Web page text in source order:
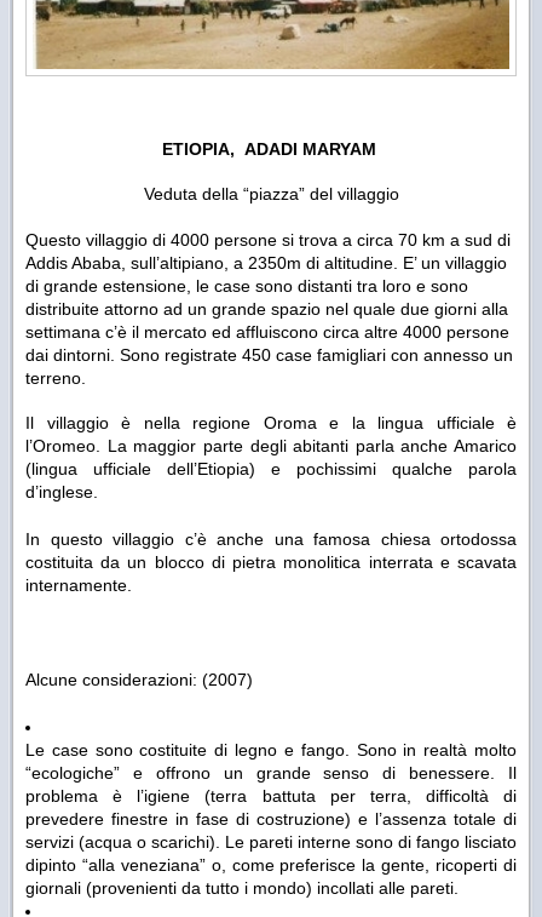
ETIOPIA, ADADI MARYAM
Veduta della “piazza” del villaggio
Questo villaggio di 4000 persone si trova a circa 70 km a sud di
Addis Ababa, sull’altipiano, a 2350m di altitudine. E’ un villaggio
di grande estensione, le case sono distanti tra loro e sono
distribuite attorno ad un grande spazio nel quale due giorni alla
settimana c’è il mercato ed affluiscono circa altre 4000 persone
dai dintorni. Sono registrate 450 case famigliari con annesso un
terreno.
Il villaggio è nella regione Oroma e la lingua ufficiale è
l’Oromeo. La maggior parte degli abitanti parla anche Amarico
(lingua ufficiale dell’Etiopia) e pochissimi qualche parola
d’inglese.
In questo villaggio c’è anche una famosa chiesa ortodossa
costituita da un blocco di pietra monolitica interrata e scavata
internamente.
Alcune considerazioni: (2007)
Le case sono costituite di legno e fango. Sono in realtà molto
“ecologiche” e offrono un grande senso di benessere. Il
problema è l’igiene (terra battuta per terra, difficoltà di
prevedere finestre in fase di costruzione) e l’assenza totale di
servizi (acqua o scarichi). Le pareti interne sono di fango lisciato
dipinto “alla veneziana” o, come preferisce la gente, ricoperti di
giornali (provenienti da tutto i mondo) incollati alle pareti.